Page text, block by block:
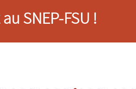
SNEP-FSU !